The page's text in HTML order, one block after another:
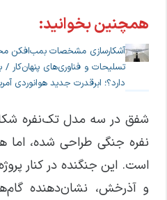
همچنین بخوانید:
دارد؟؛ ابرقدرت جدید هوانوردی
شفق در سه مدل تک‌نفره
نفره جنگی طراحی شده، اما
است. این جنگنده در کنار
و آذرخش، نشان‌دهنده